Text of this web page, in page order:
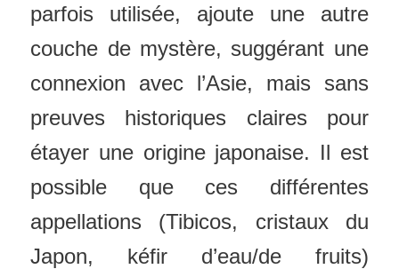
parfois utilisée, ajoute une autre
couche de mystère, suggérant une
connexion avec l’Asie, mais sans
preuves historiques claires pour
étayer une origine japonaise. Il est
possible que ces différentes
appellations (Tibicos, cristaux du
Japon, kéfir d’eau/de fruits)